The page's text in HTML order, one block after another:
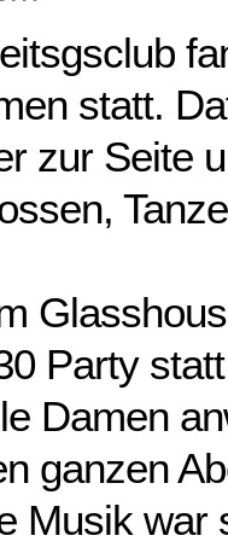
statt.
zur Seite
Party
Damen
ganzen
Musik war